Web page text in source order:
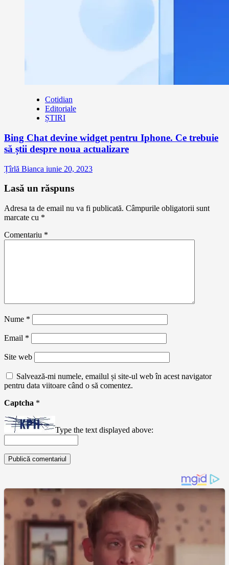
Cotidian
Editoriale
ȘTIRI
Bing Chat devine widget pentru Iphone. Ce trebuie
să știi despre noua actualizare
Țîrlă Bianca iunie 20, 2023
Lasă un răspuns
Adresa ta de email nu va fi publicată. Câmpurile obligatorii sunt
marcate cu *
Comentariu *
Nume *
Email *
Site web
Salvează-mi numele, emailul și site-ul web în acest navigator
pentru data viitoare când o să comentez.
Captcha *
Type the text displayed above: